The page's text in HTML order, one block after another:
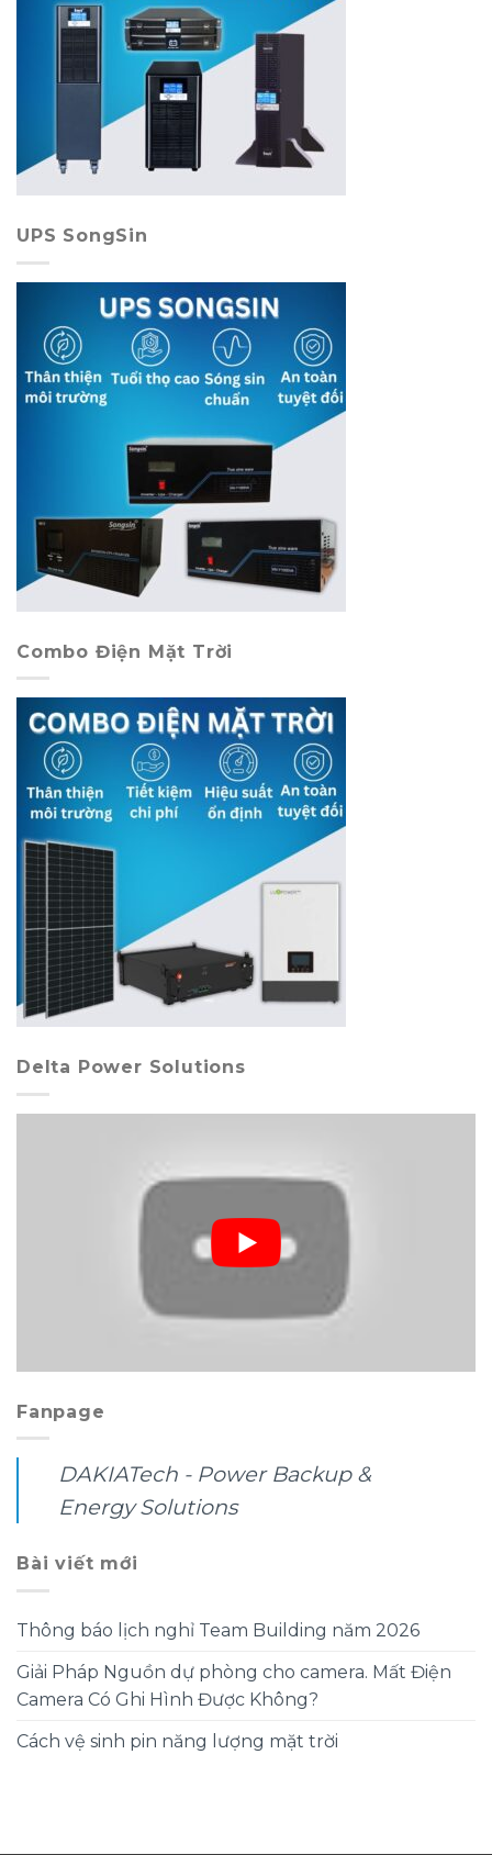
UPS SongSin
Combo Điện Mặt Trời
Delta Power Solutions
Fanpage
DAKIATech - Power Backup &
Energy Solutions
Bài viết mới
Thông báo lịch nghỉ Team Building năm 2026
Giải Pháp Nguồn dự phòng cho camera. Mất Điện
Camera Có Ghi Hình Được Không?
Cách vệ sinh pin năng lượng mặt trời